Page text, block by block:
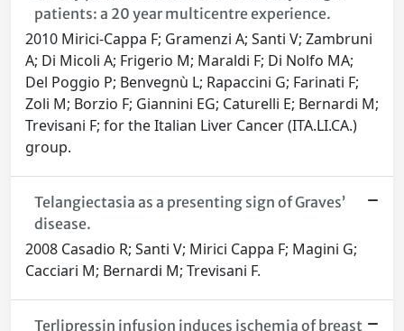
patients: a 20 year multicentre experience.
2010 Mirici-Cappa F; Gramenzi A; Santi V; Zambruni
A; Di Micoli A; Frigerio M; Maraldi F; Di Nolfo MA;
Del Poggio P; Benvegnù L; Rapaccini G; Farinati F;
Zoli M; Borzio F; Giannini EG; Caturelli E; Bernardi M;
Trevisani F; for the Italian Liver Cancer (ITA.LI.CA.)
group.
Telangiectasia as a presenting sign of Graves’
disease.
2008 Casadio R; Santi V; Mirici Cappa F; Magini G;
Cacciari M; Bernardi M; Trevisani F.
Terlipressin infusion induces ischemia of breast